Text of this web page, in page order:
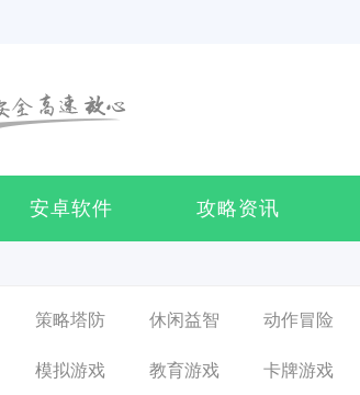
安卓软件 攻略资讯
策略塔防 休闲益智 动作冒险
模拟游戏 教育游戏 卡牌游戏